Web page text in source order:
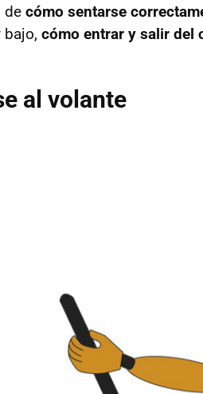
de cómo sentarse
bajo, cómo entrar y salir del
al volante